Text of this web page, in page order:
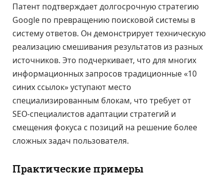
Патент подтверждает долгосрочную стратегию
Google по превращению поисковой системы в
систему ответов. Он демонстрирует техническую
реализацию смешивания результатов из разных
источников. Это подчеркивает, что для многих
информационных запросов традиционные «10
синих ссылок» уступают место
специализированным блокам, что требует от
SEO-специалистов адаптации стратегий и
смещения фокуса с позиций на решение более
сложных задач пользователя.
Практические примеры